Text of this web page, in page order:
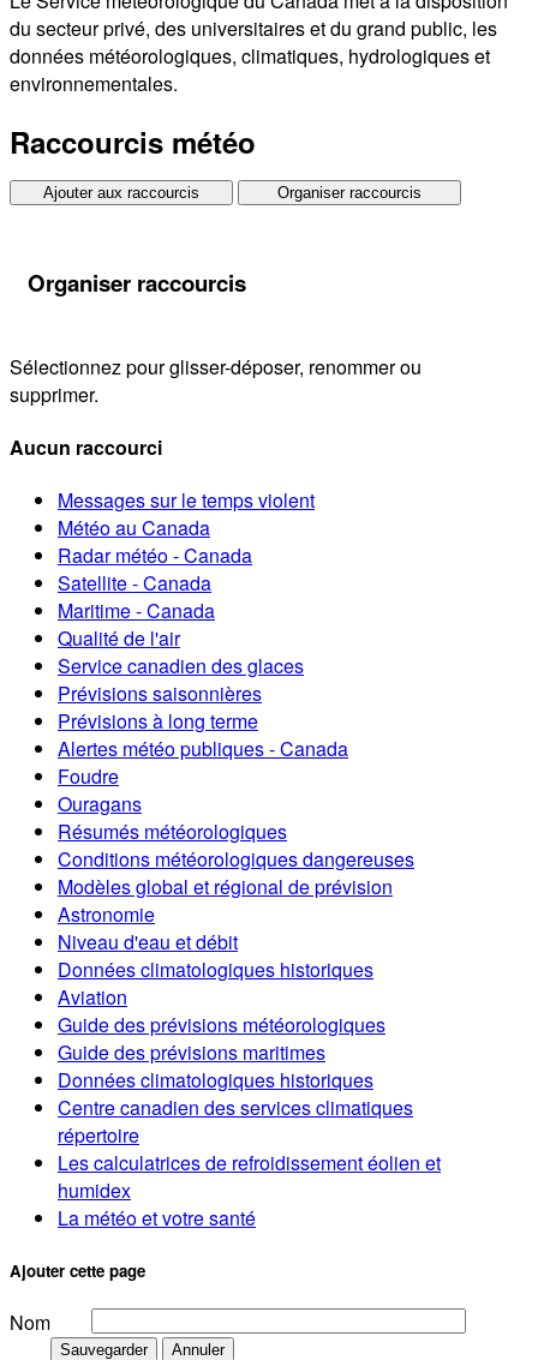
du secteur privé, des universitaires et du grand public, les
données météorologiques, climatiques, hydrologiques et
environnementales.
Raccourcis météo
Ajouter aux raccourcis Organiser raccourcis
Organiser raccourcis
Sélectionnez pour glisser-déposer, renommer ou
supprimer.
Aucun raccourci
Messages sur le temps violent
Météo au Canada
Radar météo - Canada
Satellite - Canada
Maritime - Canada
Qualité de l'air
Service canadien des glaces
Prévisions saisonnières
Prévisions à long terme
Alertes météo publiques - Canada
Foudre
Ouragans
Résumés météorologiques
Conditions météorologiques dangereuses
Modèles global et régional de prévision
Astronomie
Niveau d'eau et débit
Données climatologiques historiques
Aviation
Guide des prévisions météorologiques
Guide des prévisions maritimes
Données climatologiques historiques
Centre canadien des services climatiques
répertoire
Les calculatrices de refroidissement éolien et
humidex
La météo et votre santé
Ajouter cette page
Nom
Sauvegarder
Annuler